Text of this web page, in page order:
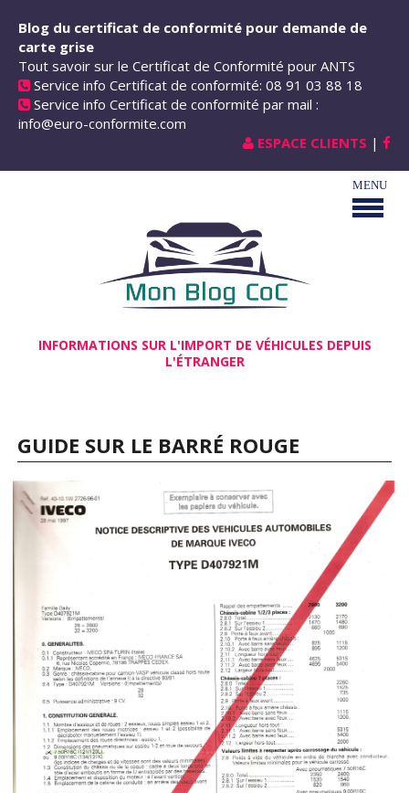
Blog du certificat de conformité pour demande de
carte grise
Tout savoir sur le Certificat de Conformité pour ANTS
Service info Certificat de conformité: 08 91 03 88 18
Service info Certificat de conformité par mail :
info@euro-conformite.com
ESPACE CLIENTS |
INFORMATIONS SUR L'IMPORT DE VÉHICULES DEPUIS
L'ÉTRANGER
GUIDE SUR LE BARRÉ ROUGE